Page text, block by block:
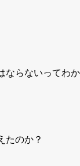
ならないってわか
たのか？